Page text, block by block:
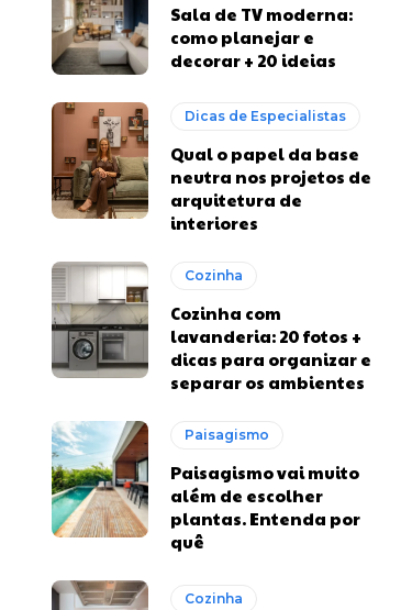
Sala de TV moderna:
como planejar e
decorar + 20 ideias
Dicas de Especialistas
Qual o papel da base
neutra nos projetos de
arquitetura de
interiores
Cozinha
Cozinha com
lavanderia: 20 fotos +
dicas para organizar e
separar os ambientes
Paisagismo
Paisagismo vai muito
além de escolher
plantas. Entenda por
quê
Cozinha